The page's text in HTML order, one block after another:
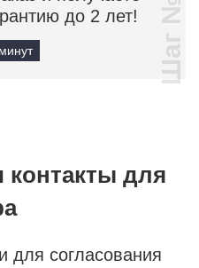
до 2 лет!
Шаг №6
контакты для
согласования